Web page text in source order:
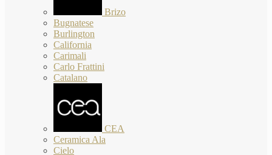
Brizo
Bugnatese
Burlington
California
Carimali
Carlo Frattini
Catalano
CEA
Ceramica Ala
Cielo